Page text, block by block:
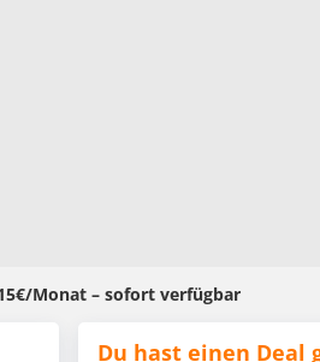
Monat – sofort verfügbar
Du hast einen Deal